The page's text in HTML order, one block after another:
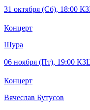
31 октября (Сб), 18:00
Концерт
Шура
06 ноября (Пт), 19:00
Концерт
Вячеслав Бутусов